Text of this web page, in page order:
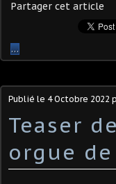
Partager cet article
…
Publié le 4 Octobre 2022
Teaser
orgue